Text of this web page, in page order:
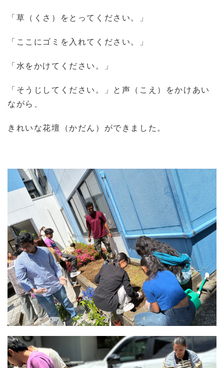
「草（くさ）をとってください。」
「ここにゴミを入れてください。」
「水をかけてください。」
「そうじしてください。」と声（こえ）をかけあい
ながら、
きれいな花壇（かだん）ができました。